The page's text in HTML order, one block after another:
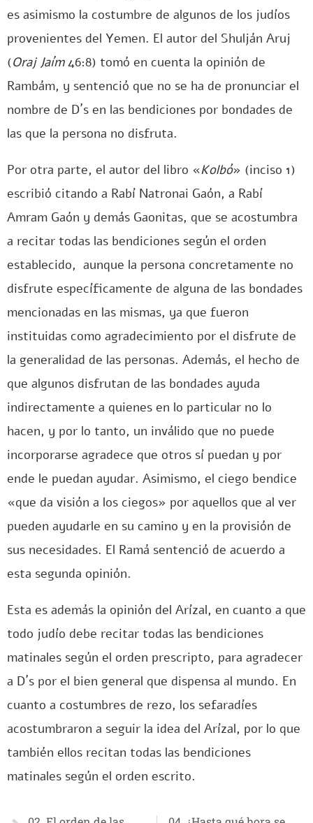
es asimismo la costumbre de algunos de los judíos
provenientes del Yemen. El autor del Shulján Aruj
(Oraj Jaím46:8) tomó en cuenta la opinión de
Rambám, y sentenció que no se ha de pronunciar el
nombre de D´s en las bendiciones por bondades de
las que la persona no disfruta.
Por otra parte, el autor del libro «Kolbó» (inciso 1)
escribió citando a Rabí Natronai Gaón, a Rabí
Amram Gaón y demás Gaonitas, que se acostumbra
a recitar todas las bendiciones según el orden
establecido, aunque la persona concretamente no
disfrute específicamente de alguna de las bondades
mencionadas en las mismas, ya que fueron
instituidas como agradecimiento por el disfrute de
la generalidad de las personas. Además, el hecho de
que algunos disfrutan de las bondades ayuda
indirectamente a quienes en lo particular no lo
hacen, y por lo tanto, un inválido que no puede
incorporarse agradece que otros sí puedan y por
ende le puedan ayudar. Asimismo, el ciego bendice
«que da visión a los ciegos» por aquellos que al ver
pueden ayudarle en su camino y en la provisión de
sus necesidades. El Ramá sentenció de acuerdo a
esta segunda opinión.
Esta es además la opinión del Arízal, en cuanto a que
todo judío debe recitar todas las bendiciones
matinales según el orden prescripto, para agradecer
a D´s por el bien general que dispensa al mundo. En
cuanto a costumbres de rezo, los sefaradíes
acostumbraron a seguir la idea del Arízal, por lo que
también ellos recitan todas las bendiciones
matinales según el orden escrito.